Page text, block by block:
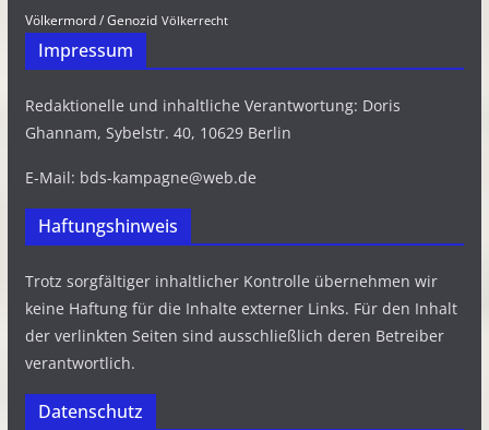
Völkermord / Genozid Völkerrecht
Impressum
Redaktionelle und inhaltliche Verantwortung: Doris
Ghannam, Sybelstr. 40, 10629 Berlin
E-Mail: bds-kampagne@web.de
Haftungshinweis
Trotz sorgfältiger inhaltlicher Kontrolle übernehmen wir
keine Haftung für die Inhalte externer Links. Für den Inhalt
der verlinkten Seiten sind ausschließlich deren Betreiber
verantwortlich.
Datenschutz